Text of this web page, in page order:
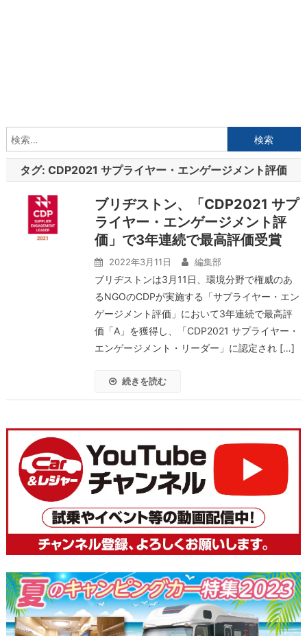
索:
タグ: CDP2021 サプライヤー・エンゲージメント評価
ブリヂストン、「CDP2021 サプ
ライヤー・エンゲージメント評
価」で3年連続で最高評価受賞
2022年3月11日 編集部
ブリヂストンは3月11日、環境分野で権威のあ
るNGOのCDPが実施する「サプライヤー・エン
ゲージメント評価」において3年連続で最高評
価「A」を獲得し、「CDP2021 サプライヤー・
エンゲージメント・リーダー」に認定され […]
続きを読む